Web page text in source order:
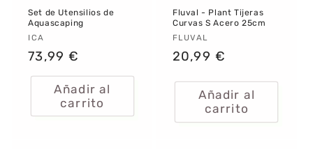
Set de Utensilios de
Aquascaping
Proveedor:
ICA
Precio
habitual
73,99 €
Añadir al
carrito
Fluval - Plant Tijeras
Curvas S Acero 25cm
Proveedor:
FLUVAL
Precio
20,99 €
Añadir al
carrito